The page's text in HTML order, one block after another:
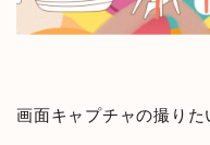
画面キャプチャの撮りた